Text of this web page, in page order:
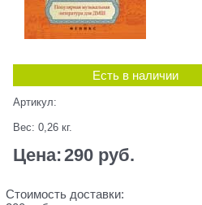
Есть в наличии
Артикул:
Вес: 0,26 кг.
Цена:290 руб.
Стоимость доставки: